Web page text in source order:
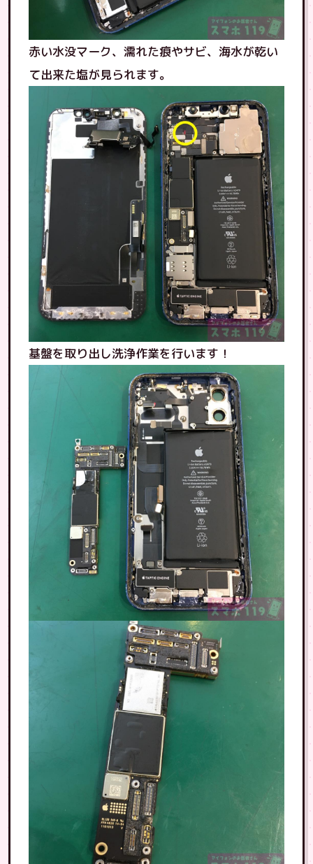
赤い水没マーク、濡れた痕やサビ、海水が乾い
て出来た塩が見られます。
基盤を取り出し洗浄作業を行います！